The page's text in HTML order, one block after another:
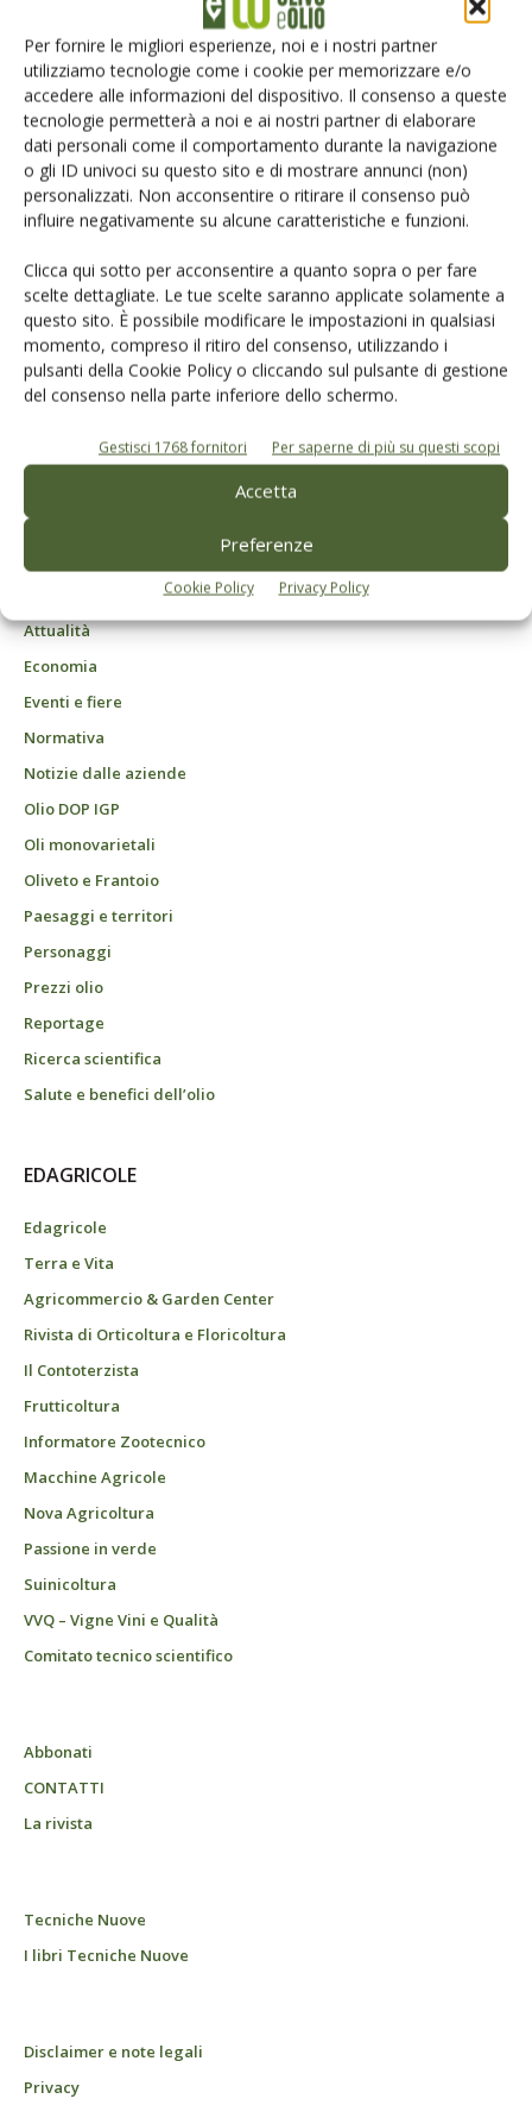
Per fornire le migliori esperienze, noi e i nostri partner
utilizziamo tecnologie come i cookie per memorizzare e/o
accedere alle informazioni del dispositivo. Il consenso a queste
tecnologie permetterà a noi e ai nostri partner di elaborare
dati personali come il comportamento durante la navigazione
o gli ID univoci su questo sito e di mostrare annunci (non)
personalizzati. Non acconsentire o ritirare il consenso può
influire negativamente su alcune caratteristiche e funzioni.
Clicca qui sotto per acconsentire a quanto sopra o per fare
scelte dettagliate. Le tue scelte saranno applicate solamente a
questo sito. È possibile modificare le impostazioni in qualsiasi
momento, compreso il ritiro del consenso, utilizzando i
pulsanti della Cookie Policy o cliccando sul pulsante di gestione
del consenso nella parte inferiore dello schermo.
Gestisci 1768 fornitori Per saperne di più su questi scopi
Accetta
Preferenze
Cookie Policy Privacy Policy
Iscriviti alle nostre newsletter
20157 Milano | Codice fiscale, Partita IVA e Iscrizione al Registro delle
imprese di Milano: 00753480151
Registrazione Tribunale di Milano n. 69 del 05/03/2014. Precedentemente
ROC "Poste italiane Spa - sped. A.P. - DL 353/2003 conv. L. 46/2004, art. 1c.1:
DCB Milano" Roc n. 24344 del 11 marzo 2014
Agrofarmaci – Difesa
Attualità
Economia
Eventi e fiere
Normativa
Notizie dalle aziende
Olio DOP IGP
Oli monovarietali
Oliveto e Frantoio
Paesaggi e territori
Personaggi
Prezzi olio
Reportage
Ricerca scientifica
Salute e benefici dell’olio
EDAGRICOLE
Edagricole
Terra e Vita
Agricommercio & Garden Center
Rivista di Orticoltura e Floricoltura
Il Contoterzista
Frutticoltura
Informatore Zootecnico
Macchine Agricole
Nova Agricoltura
Passione in verde
Suinicoltura
VVQ – Vigne Vini e Qualità
Comitato tecnico scientifico
Abbonati
CONTATTI
La rivista
Tecniche Nuove
I libri Tecniche Nuove
Disclaimer e note legali
Privacy